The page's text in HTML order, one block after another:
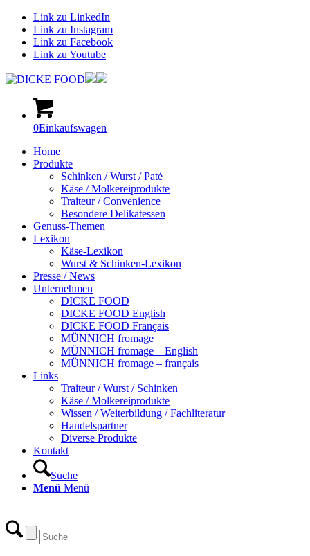
Link zu LinkedIn
Link zu Instagram
Link zu Facebook
Link zu Youtube
0Einkaufswagen
Home
Produkte
Schinken / Wurst / Paté
Käse / Molkereiprodukte
Traiteur / Convenience
Besondere Delikatessen
Genuss-Themen
Lexikon
Käse-Lexikon
Wurst & Schinken-Lexikon
Presse / News
Unternehmen
DICKE FOOD
DICKE FOOD English
DICKE FOOD Français
MÜNNICH fromage
MÜNNICH fromage – English
MÜNNICH fromage – français
Links
Traiteur / Wurst / Schinken
Käse / Molkereiprodukte
Wissen / Weiterbildung / Fachliteratur
Handelspartner
Diverse Produkte
Kontakt
Suche
Menü Menü